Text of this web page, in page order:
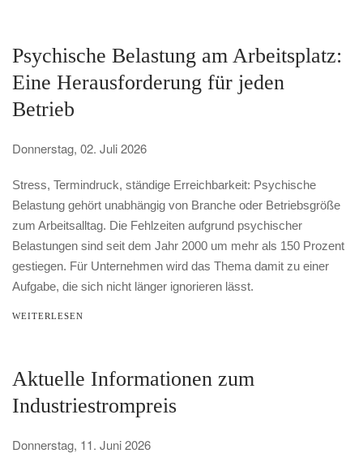
Psychische Belastung am Arbeitsplatz:
Eine Herausforderung für jeden
Betrieb
Donnerstag, 02. Juli 2026
Stress, Termindruck, ständige Erreichbarkeit: Psychische
Belastung gehört unabhängig von Branche oder Betriebsgröße
zum Arbeitsalltag. Die Fehlzeiten aufgrund psychischer
Belastungen sind seit dem Jahr 2000 um mehr als 150 Prozent
gestiegen. Für Unternehmen wird das Thema damit zu einer
Aufgabe, die sich nicht länger ignorieren lässt.
WEITERLESEN
Aktuelle Informationen zum
Industriestrompreis
Donnerstag, 11. Juni 2026